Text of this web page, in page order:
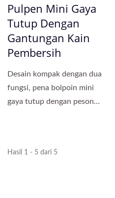
Pulpen Mini Gaya
Tutup Dengan
Gantungan Kain
Pembersih
Desain kompak dengan dua
fungsi, pena bolpoin mini
gaya tutup dengan pesona
Hasil 1 - 5 dari 5